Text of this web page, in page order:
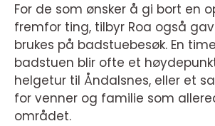
For de som ønsker å gi bort en
fremfor ting, tilbyr Roa også
brukes på badstuebesøk. En
badstuen blir ofte et
helgetur til Åndalsnes, eller et
for venner og familie som
området.